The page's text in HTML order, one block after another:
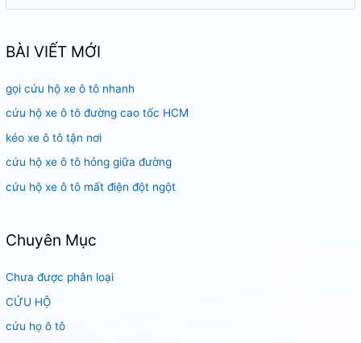
k
ế
m
:
BÀI VIẾT MỚI
gọi cứu hộ xe ô tô nhanh
cứu hộ xe ô tô đường cao tốc HCM
kéo xe ô tô tận nơi
cứu hộ xe ô tô hỏng giữa đường
cứu hộ xe ô tô mất điện đột ngột
Chuyên Mục
Chưa được phân loại
CỨU HỘ
cứu họ ô tô